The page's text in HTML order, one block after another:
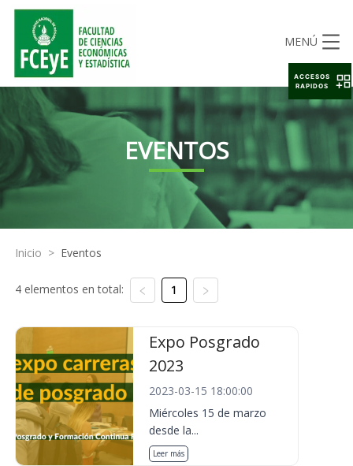
MENÚ
EVENTOS
Inicio > Eventos
4 elementos en total: 1
Expo Posgrado
2023
2023-03-15 18:00:00
Miércoles 15 de marzo
desde la...
Leer más
ACCESOS
RAPIDOS